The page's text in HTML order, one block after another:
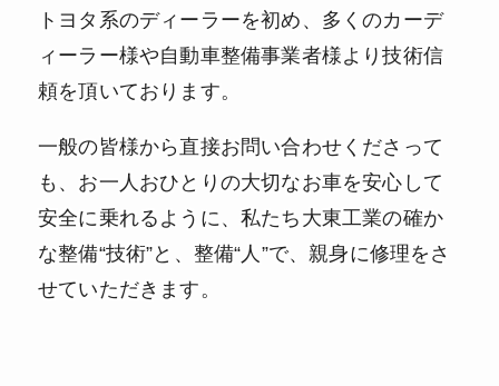
トヨタ系のディーラーを初め、多くのカーデ
ィーラー様や自動車整備事業者様より技術信
頼を頂いております。
一般の皆様から直接お問い合わせくださって
も、 お一人おひとりの大切なお車を安心して
安全に乗れるように、私たち大東工業の確か
な整備“技術”と、整備“人”で、 親身に修理をさ
せていただきます。